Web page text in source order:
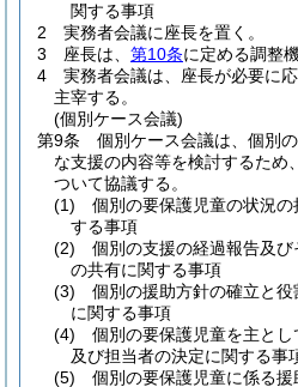
関する事項
2
実務者会議に座長を置く。
3
座長は、 第10条に定める調整
4
実務者会議は、座長が必要に
主宰する。
(個別ケース会議)
第9条
個別ケース会議は、個別
な支援の内容等を検討するため、
ついて協議する。
(1)
個別の要保護児童の状況
する事項
(2)
個別の支援の経過報告及
の共有に関する事項
(3)
個別の援助方針の確立と
に関する事項
(4)
個別の要保護児童を主と
及び担当者の決定に関する事
(5)
個別の要保護児童に係る